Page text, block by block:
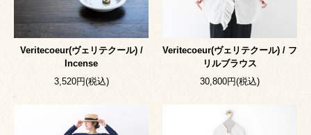
Veritecoeur(ヴェリテクール) /
Incense
3,520円(税込)
Veritecoeur(ヴェリテクール) / フ
リルブラウス
30,800円(税込)